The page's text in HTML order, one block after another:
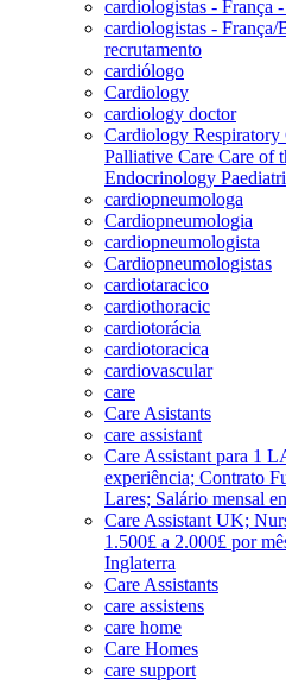
cardiologistas - França
cardiologistas - França/
recrutamento
cardiólogo
Cardiology
cardiology doctor
Cardiology
Palliative Care Care of
Endocrinology
cardiopneumologa
Cardiopneumologia
cardiopneumologista
Cardiopneumologistas
cardiotaracico
cardiothoracic
cardiotorácia
cardiotoracica
cardiovascular
care
Care Asistants
care assistant
Care Assistant para 1
experiência; Contrato
Lares; Salário mensal
Care Assistant UK;
1.500£ a 2.000£ por
Inglaterra
Care Assistants
care assistens
care home
Care Homes
care support